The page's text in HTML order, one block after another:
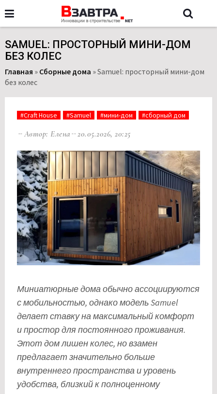
SAMUEL: ПРОСТОРНЫЙ МИНИ-ДОМ
БЕЗ КОЛЕС
Главная » Сборные дома »Samuel: просторный мини-дом
без колес
#Craft House #Samuel #мини-дом #сборный дом
Автор: Елена 20.05.2026, 20:25
Миниатюрные дома обычно ассоциируются
с мобильностью, однако модель Samuel
делает ставку на максимальный комфорт
и простор для постоянного проживания.
Этот дом лишен колес, но взамен
предлагает значительно больше
внутреннего пространства и уровень
удобства, близкий к полноценному